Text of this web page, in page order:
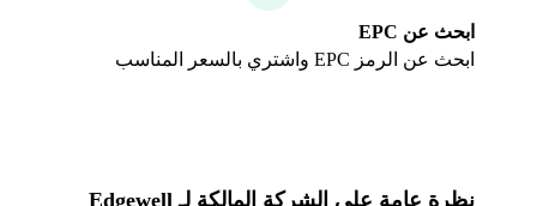
ابحث عن EPC
ابحث عن الرمز EPC واشتري بالسعر المناسب
نظرة عامة على الشركة المالكة لـ Edgewell